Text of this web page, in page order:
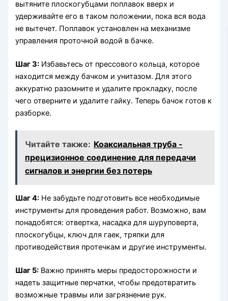
вытяните плоскогубцами поплавок вверх и
удерживайте его в таком положении, пока вся вода
не вытечет. Поплавок установлен на механизме
управления проточной водой в бачке.
Шаг 3: Избавьтесь от прессового кольца, которое
находится между бачком и унитазом. Для этого
аккуратно разомните и удалите прокладку, после
чего отверните и удалите гайку. Теперь бачок готов к
разборке.
Читайте также: Коаксиальная труба -
прецизионное соединение для передачи
сигналов и энергии без потерь
Шаг 4: Не забудьте подготовить все необходимые
инструменты для проведения работ. Возможно, вам
понадобятся: отвертка, насадка для шуруповерта,
плоскогубцы, ключ для гаек, тряпки для
противодействия протечкам и другие инструменты.
Шаг 5: Важно принять меры предосторожности и
надеть защитные перчатки, чтобы предотвратить
возможные травмы или загрязнение рук.